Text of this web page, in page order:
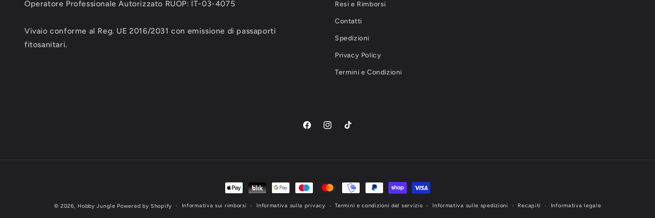
Operatore Professionale Autorizzato RUOP: IT-03-4075
Vivaio conforme al Reg. UE 2016/2031 con emissione di passaporti
fitosanitari.
Resi e Rimborsi
Contatti
Spedizioni
Privacy Policy
Termini e Condizioni
FacebookInstagramTikTok
Metodi
di
© 2026, Hobby Jungle Powered by Shopify Informativa sui rimborsi Informativa sulla privacy Termini e condizioni del servizio Informativa sulle spedizioni Recapiti Informativa legale